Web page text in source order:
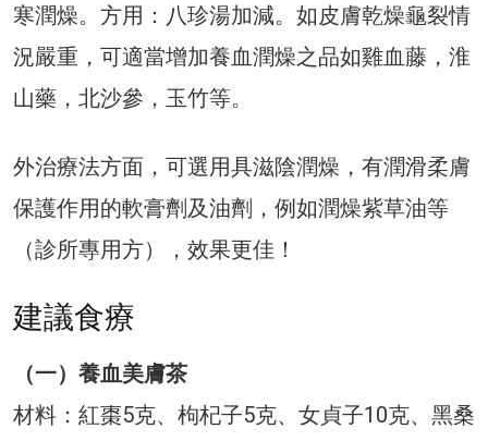
寒潤燥。方用：八珍湯加減。如皮膚乾燥龜裂情
況嚴重，可適當增加養血潤燥之品如雞血藤，淮
山藥，北沙參，玉竹等。
外治療法方面，可選用具滋陰潤燥，有潤滑柔膚
保護作用的軟膏劑及油劑，例如潤燥紫草油等
（診所專用方），效果更佳！
建議食療
（一）養血美膚茶
材料：紅棗5克、枸杞子5克、女貞子10克、黑桑